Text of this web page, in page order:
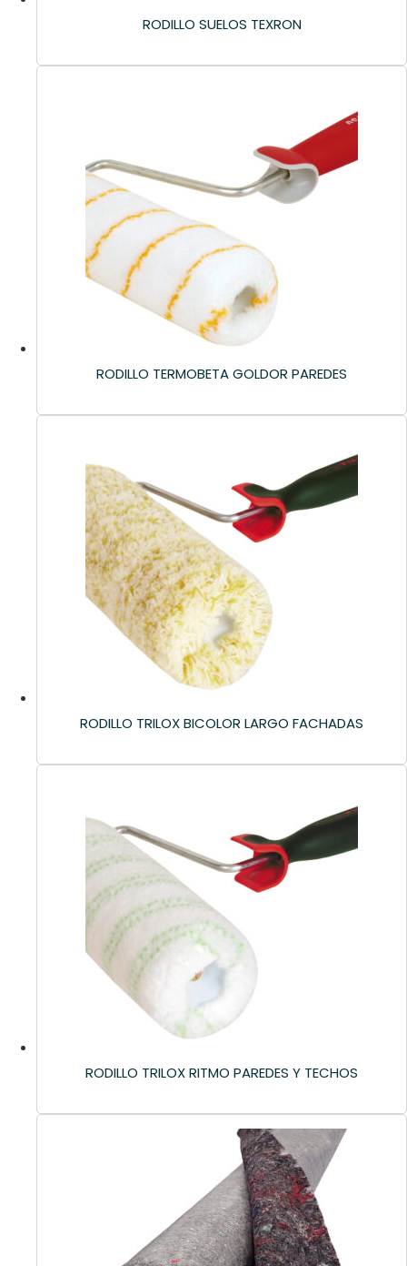
RODILLO SUELOS TEXRON
RODILLO TERMOBETA GOLDOR PAREDES
RODILLO TRILOX BICOLOR LARGO FACHADAS
RODILLO TRILOX RITMO PAREDES Y TECHOS